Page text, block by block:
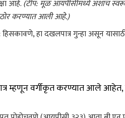
आहे.(टीप: मूळ आयपीसीमध्ये अशाच
करण्यात आली आहे.)
हा दखलपात्र गुन्हा असून
म्हणून वर्गीकृत करण्यात आले आहेत,